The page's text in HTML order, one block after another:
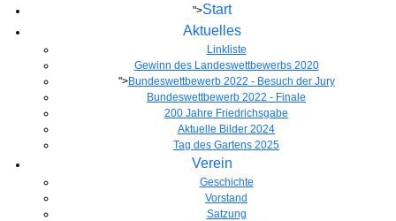
">Start
Aktuelles
Linkliste
Gewinn des Landeswettbewerbs 2020
">Bundeswettbewerb 2022 - Besuch der Jury
Bundeswettbewerb 2022 - Finale
200 Jahre Friedrichsgabe
Aktuelle Bilder 2024
Tag des Gartens 2025
Verein
Geschichte
Vorstand
Satzung